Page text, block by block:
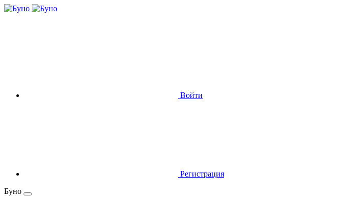
Войти
Регистрация
Буно